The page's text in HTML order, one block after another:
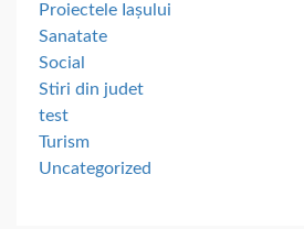
Proiectele Iașului
Sanatate
Social
Stiri din judet
test
Turism
Uncategorized